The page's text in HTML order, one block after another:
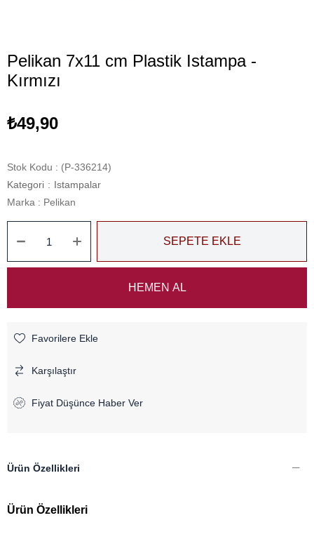
Pelikan 7x11 cm Plastik Istampa -
Kırmızı
₺49,90
Stok Kodu
(P-336214)
Kategori : Istampalar
Marka : Pelikan
Favorilere Ekle
Karşılaştır
Fiyat Düşünce Haber Ver
Ürün Özellikleri
Ürün Özellikleri